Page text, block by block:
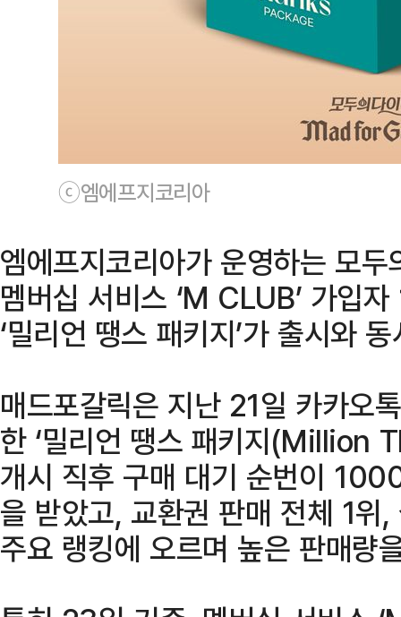
ⓒ엠에프지코리아
엠에프지코리아가 운영하는 모
멤버십 서비스 ‘M CLUB’ 가입
‘밀리언 땡스 패키지’가 출시와
매드포갈릭은 지난 21일 카카오
한 ‘밀리언 땡스 패키지(Million
개시 직후 구매 대기 순번이
을 받았고, 교환권 판매 전체 1위
주요 랭킹에 오르며 높은 판매량